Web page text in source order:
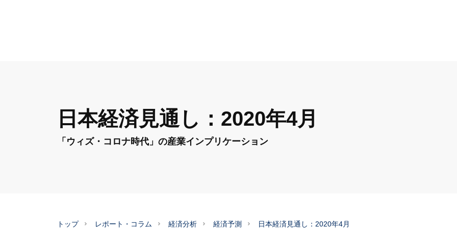
日本経済見通し：2020年4月
「ウィズ・コロナ時代」の産業インプリケーション
トップ レポート・コラム 経済分析 経済予測 日本経済見通し：2020年4月